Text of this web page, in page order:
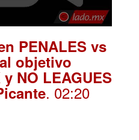
PENALES vs
objetivo
NO LEAGUES
. 02:20